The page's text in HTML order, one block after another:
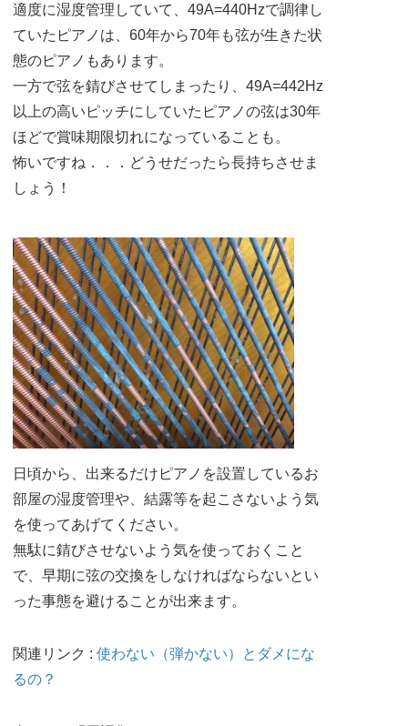
適度に湿度管理していて、49A=440Hzで調律し
ていたピアノは、60年から70年も弦が生きた状
態のピアノもあります。
一方で弦を錆びさせてしまったり、49A=442Hz
以上の高いピッチにしていたピアノの弦は30年
ほどで賞味期限切れになっていることも。
怖いですね．．．どうせだったら長持ちさせま
しょう！
日頃から、出来るだけピアノを設置しているお
部屋の湿度管理や、結露等を起こさないよう気
を使ってあげてください。
無駄に錆びさせないよう気を使っておくこと
で、早期に弦の交換をしなければならないとい
った事態を避けることが出来ます。
関連リンク :使わない（弾かない）とダメにな
るの？